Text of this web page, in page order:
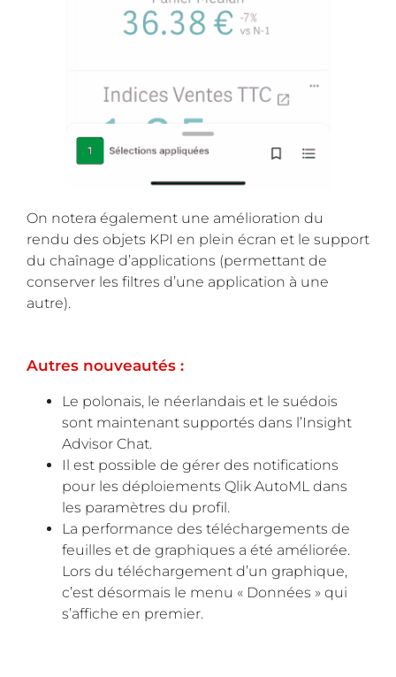
On notera également une amélioration du
rendu des objets KPI en plein écran et le support
du chaînage d’applications (permettant de
conserver les filtres d’une application à une
autre).
Autres nouveautés :
Le polonais, le néerlandais et le suédois
sont maintenant supportés dans l’Insight
Advisor Chat.
Il est possible de gérer des notifications
pour les déploiements Qlik AutoML dans
les paramètres du profil.
La performance des téléchargements de
feuilles et de graphiques a été améliorée.
Lors du téléchargement d’un graphique,
c’est désormais le menu « Données » qui
s’affiche en premier.